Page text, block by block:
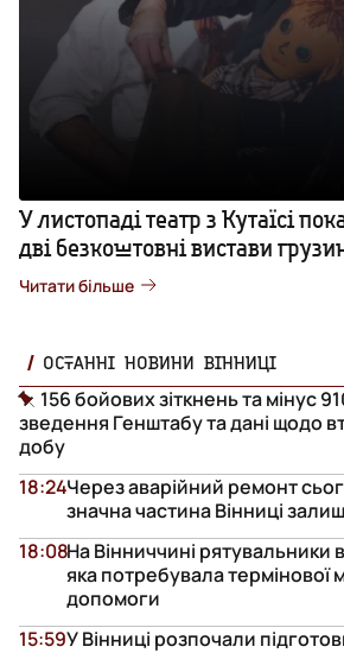
У листопаді театр з Кутаїсі
дві безкоштовні вистави
Читати більше
ОСТАННІ НОВИНИ ВІННИЦІ
156 бойових зіткнень та мінус
зведення Генштабу та дані щодо
добу
Через аварійний ремонт
значна частина Вінниці
18:24
На Вінниччині рятувальники
яка потребувала термінової
допомоги
18:08
У Вінниці розпочали
15:59